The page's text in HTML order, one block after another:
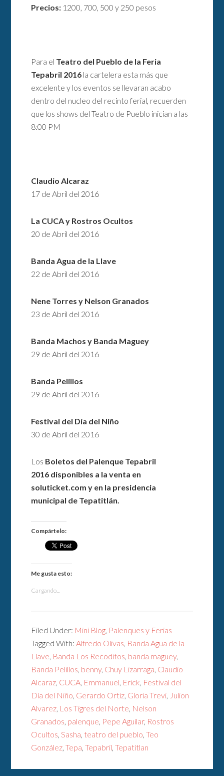
Precios: 1200, 700, 500 y 250 pesos
Para el Teatro del Pueblo de la Feria
Tepabril 2016 la cartelera esta más que
excelente y los eventos se llevaran acabo
dentro del nucleo del recinto ferial, recuerden
que los shows del Teatro de Pueblo inician a las
8:00 PM
Claudio Alcaraz
17 de Abril del 2016
La CUCA y Rostros Ocultos
20 de Abril del 2016
Banda Agua de la Llave
22 de Abril del 2016
Nene Torres y Nelson Granados
23 de Abril del 2016
Banda Machos y Banda Maguey
29 de Abril del 2016
Banda Pelillos
29 de Abril del 2016
Festival del Día del Niño
30 de Abril del 2016
Los Boletos del Palenque Tepabril
2016 disponibles a la venta en
soluticket.com y en la presidencia
municipal de Tepatitlán.
Compártelo:
Me gusta esto:
Cargando...
Filed Under: Mini Blog, Palenques y Ferias
Tagged With:Alfredo Olivas, Banda Agua de la
Llave, Banda Los Recoditos, banda maguey,
Banda Pelillos, benny, Chuy Lizarraga, Claudio
Alcaraz, CUCA, Emmanuel, Erick, Festival del
Día del Niño, Gerardo Ortiz, Gloria Trevi, Julion
Alvarez, Los Tigres del Norte, Nelson
Granados, palenque, Pepe Aguilar, Rostros
Ocultos,Sasha, teatro del pueblo,Teo
González,Tepa,Tepabril,Tepatitlan